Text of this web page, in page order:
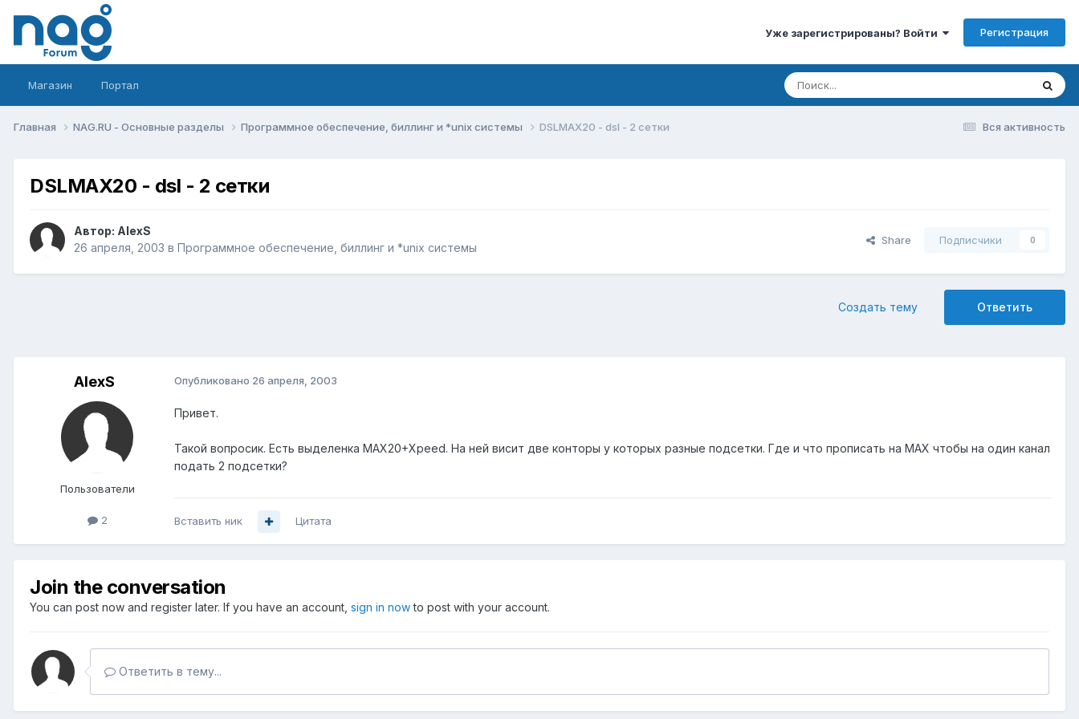
Уже зарегистрированы? Войти Регистрация
Магазин Портал
Вся активность
Главная NAG.RU - Основные разделы Программное обеспечение, биллинг и *unix системы DSLMAX20 - dsl - 2 сетки
DSLMAX20 - dsl - 2 сетки
Автор: AlexS
26 апреля, 2003 в Программное обеспечение, биллинг и *unix системы
Share Подписчики 0
Ответить
Создать тему
AlexS
Пользователи
2
Опубликовано 26 апреля, 2003
Привет.
Такой вопросик. Есть выделенка MAX20+Xpeed. На ней висит две конторы у которых разные подсетки. Где и что прописать на MAX чтобы на один канал
подать 2 подсетки?
Вставить ник Цитата
Join the conversation
You can post now and register later. If you have an account, sign in nowto post with your account.
Ответить в тему...